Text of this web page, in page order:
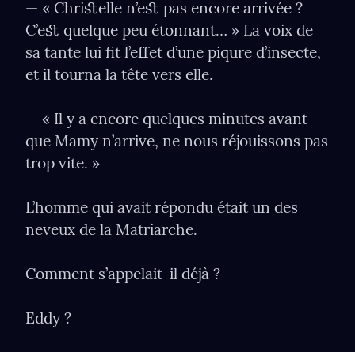
— « Chriﬆelle n’eﬆ pas encore arrivée ?
C’eﬆ quelque peu étonnant… » La voix de
sa tante lui ﬁt l’eﬀet d’une piqure d’insecte,
et il tourna la tête vers elle.
— « Il y a encore quelques minutes avant
que Mamy n’arrive, ne nous réjouissons pas
trop vite. »
L’homme qui avait répondu était un des
neveux de la Matriarche.
Comment s’appelait-il déjà ?
Eddy ?